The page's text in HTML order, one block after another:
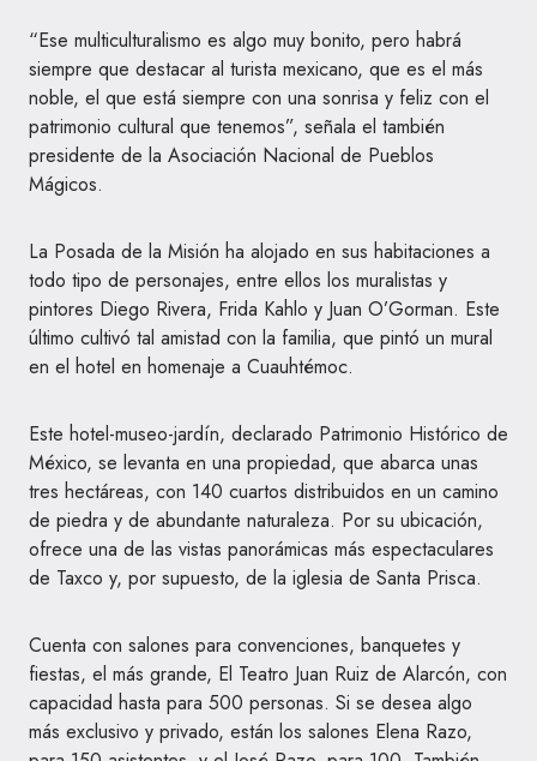
“Ese multiculturalismo es algo muy bonito, pero habrá
siempre que destacar al turista mexicano, que es el más
noble, el que está siempre con una sonrisa y feliz con el
patrimonio cultural que tenemos”, señala el también
presidente de la Asociación Nacional de Pueblos
Mágicos.
La Posada de la Misión ha alojado en sus habitaciones a
todo tipo de personajes, entre ellos los muralistas y
pintores Diego Rivera, Frida Kahlo y Juan O’Gorman. Este
último cultivó tal amistad con la familia, que pintó un mural
en el hotel en homenaje a Cuauhtémoc.
Este hotel-museo-jardín, declarado Patrimonio Histórico de
México, se levanta en una propiedad, que abarca unas
tres hectáreas, con 140 cuartos distribuidos en un camino
de piedra y de abundante naturaleza. Por su ubicación,
ofrece una de las vistas panorámicas más espectaculares
de Taxco y, por supuesto, de la iglesia de Santa Prisca.
Cuenta con salones para convenciones, banquetes y
fiestas, el más grande, El Teatro Juan Ruiz de Alarcón, con
capacidad hasta para 500 personas. Si se desea algo
más exclusivo y privado, están los salones Elena Razo,